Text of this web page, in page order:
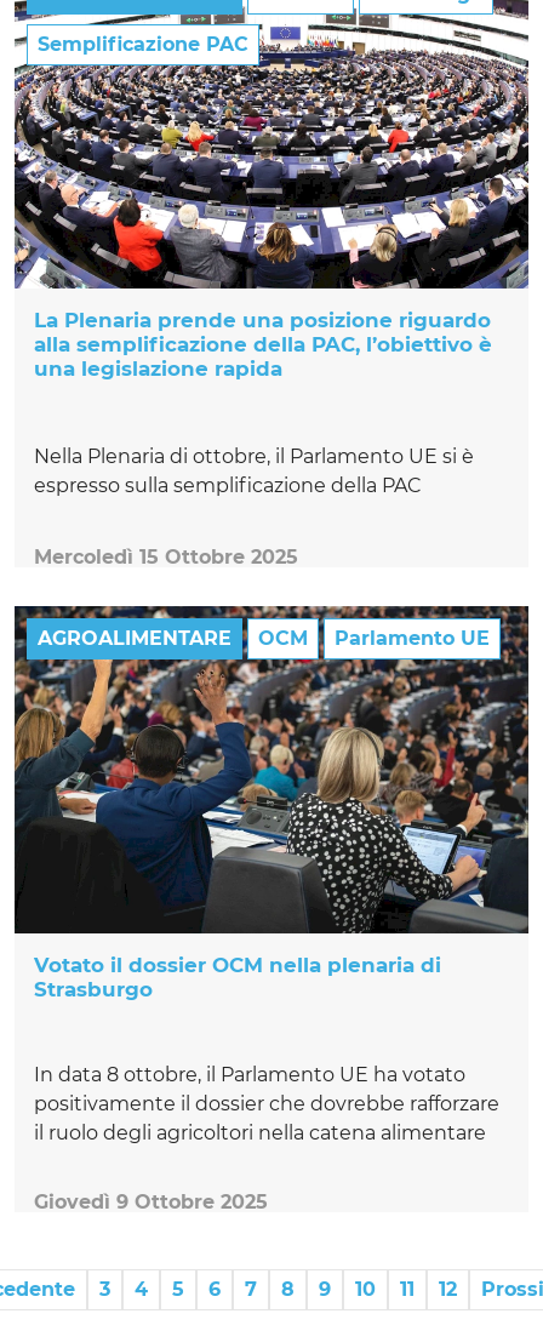
Semplificazione PAC
La Plenaria prende una posizione riguardo
alla semplificazione della PAC, l’obiettivo è
una legislazione rapida
Nella Plenaria di ottobre, il Parlamento UE si è
espresso sulla semplificazione della PAC
Mercoledì 15 Ottobre 2025
AGROALIMENTARE OCM Parlamento UE
Votato il dossier OCM nella plenaria di
Strasburgo
In data 8 ottobre, il Parlamento UE ha votato
positivamente il dossier che dovrebbe rafforzare
il ruolo degli agricoltori nella catena alimentare
Giovedì 9 Ottobre 2025
3 4 5 6 7 8 9 10 11 12